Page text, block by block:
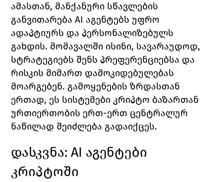
ამასთან, მანქანური სწავლების
განვითარება AI აგენტებს უფრო
ადაპტიურს და პერსონალიზებულს
გახდის. მომავალში ისინი, სავარაუდოდ,
სტრატეგიებს შენს პრეფერენციებსა და
რისკის მიმართ დამოკიდებულებას
მოარგებენ. გამოყენების ზრდასთან
ერთად, ეს სისტემები კრიპტო ბაზართან
ურთიერთობის ერთ-ერთ ცენტრალურ
ნაწილად შეიძლება გადაიქცეს.
დასკვნა: AI აგენტები
კრიპტოში